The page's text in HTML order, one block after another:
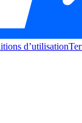
d’utilisation